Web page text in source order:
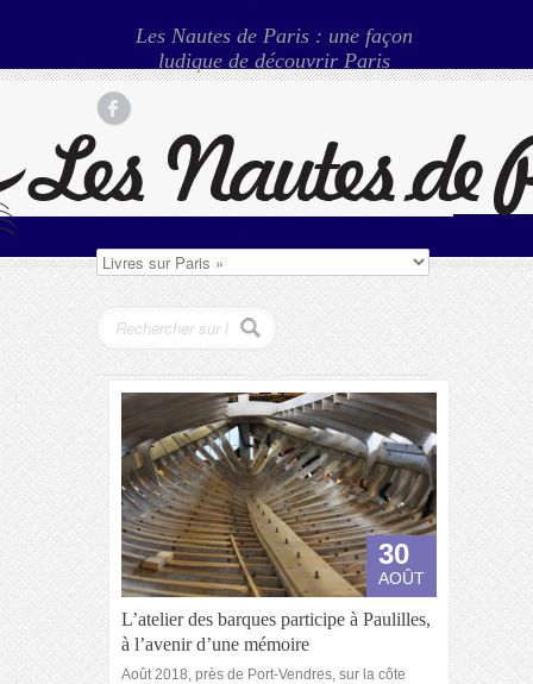
Les Nautes de Paris : une façon
ludique de découvrir Paris
30
AOÛT
L’atelier des barques participe à Paulilles,
à l’avenir d’une mémoire
Août 2018, près de Port-Vendres, sur la côte